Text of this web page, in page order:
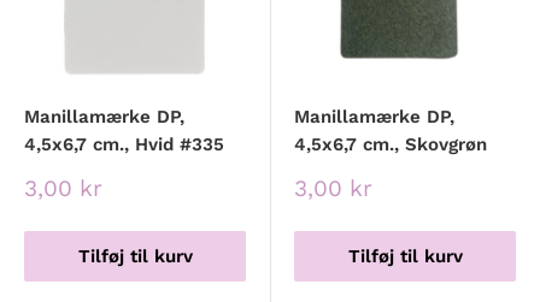
Manillamærke DP,
4,5x6,7 cm., Hvid #335
Udsalgspris
3,00 kr
Tilføj til kurv
Manillamærke DP,
4,5x6,7 cm., Skovgrøn
Udsalgspris
3,00 kr
Tilføj til kurv